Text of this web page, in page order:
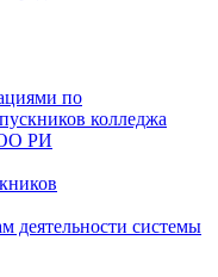
по
колледжа
РИ
деятельности системы